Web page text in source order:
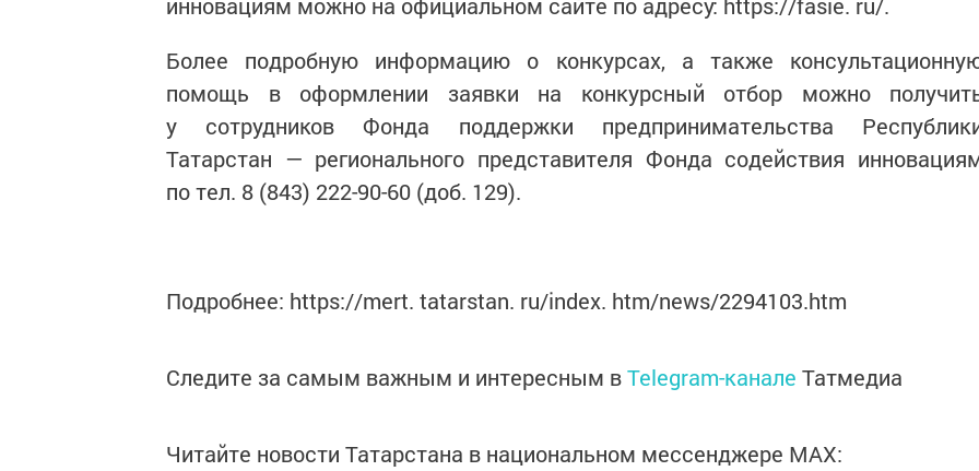
Более подробную информацию о конкурсах, а также
помощь в оформлении заявки на конкурсный отбор можно
у сотрудников Фонда поддержки предпринимательства
Татарстан — регионального представителя Фонда содействия
по тел. 8 (843) 222-90-60 (доб. 129).
Подробнее: https://mert. tatarstan. ru/index. htm/news/2294103.htm
Следите за самым важным и интересным вTelegram-канале Татмедиа
Читайте новости Татарстана в национальном мессенджере MАХ: